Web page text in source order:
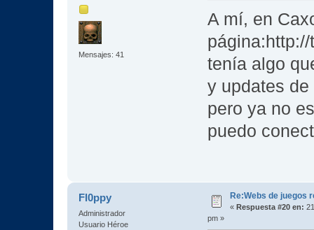
Mensajes: 41
A mí, en
tenía algo
y updates de
pero ya no
puedo
Fl0ppy
Administrador
Usuario Héroe
Re:Webs de juegos
« Respuesta #20 en:
pm »